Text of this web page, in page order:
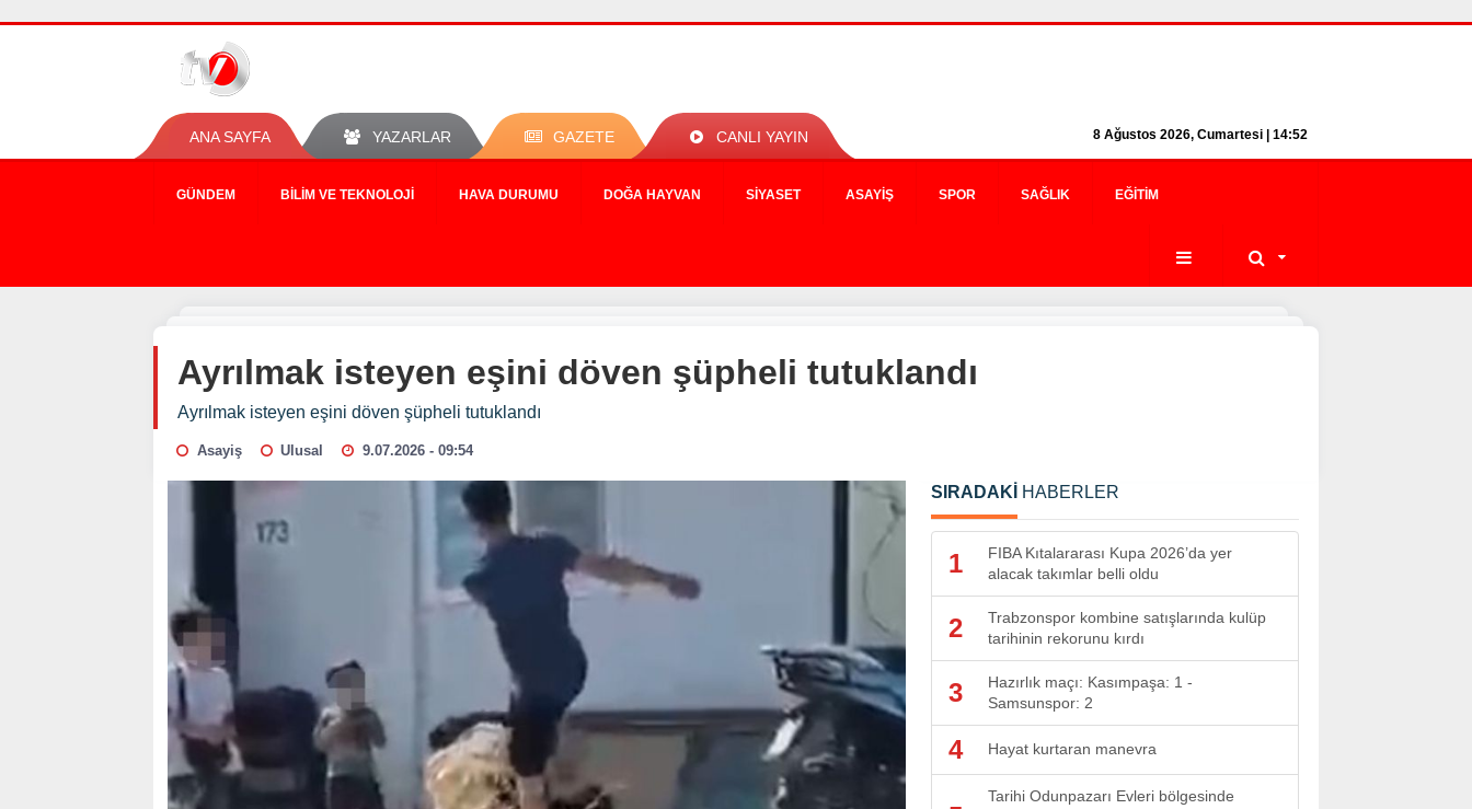
ANA SAYFA YAZARLAR GAZETE CANLI YAYIN 8 Ağustos 2026, Cumartesi | 14:52
GÜNDEM BILIM VE TEKNOLOJI HAVA DURUMU DOĞA HAYVAN SIYASET ASAYIŞ SPOR SAĞLIK EĞITIM
Ayrılmak isteyen eşini döven şüpheli tutuklandı
Ayrılmak isteyen eşini döven şüpheli tutuklandı
Asayiş Ulusal 9.07.2026 - 09:54
SIRADAKİ HABERLER
1
FIBA Kıtalararası Kupa 2026’da yer
alacak takımlar belli oldu
2
Trabzonspor kombine satışlarında kulüp
tarihinin rekorunu kırdı
3
Hazırlık maçı: Kasımpaşa: 1 -
Samsunspor: 2
4 Hayat kurtaran manevra
Tarihi Odunpazarı Evleri bölgesinde